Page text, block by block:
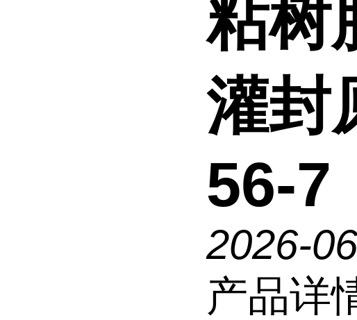
粘树
灌封
56-7
2026-
产品详